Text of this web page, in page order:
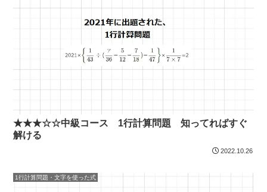
★★★☆☆中級コース 1行計算問題 知ってればすぐ
解ける
2022.10.26
1行計算問題・文字を使った式